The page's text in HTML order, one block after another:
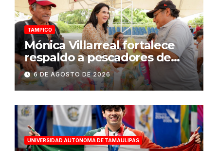
TAMPICO
Mónica Villarreal fortalece
respaldo a pescadores de
Tampico durante temporada
de veda
6 DE AGOSTO DE 2026
UNIVERSIDAD AUTONOMA DE TAMAULIPAS